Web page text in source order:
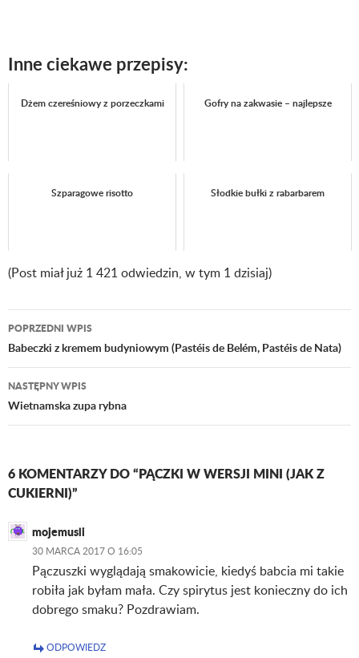
Inne ciekawe przepisy:
Dżem czereśniowy z porzeczkami Gofry na zakwasie – najlepsze
Szparagowe risotto Słodkie bułki z rabarbarem
(Post miał już 1 421 odwiedzin, w tym 1 dzisiaj)
Nawigacja
wpisu
POPRZEDNI WPIS
Babeczki z kremem budyniowym (Pastéis de Belém, Pastéis de Nata)
NASTĘPNY WPIS
Wietnamska zupa rybna
6 KOMENTARZY DO “PĄCZKI W WERSJI MINI (JAK Z
CUKIERNI)”
mojemusli
30 MARCA 2017 O 16:05
Pączuszki wyglądają smakowicie, kiedyś babcia mi takie
robiła jak byłam mała. Czy spirytus jest konieczny do ich
dobrego smaku? Pozdrawiam.
ODPOWIEDZ